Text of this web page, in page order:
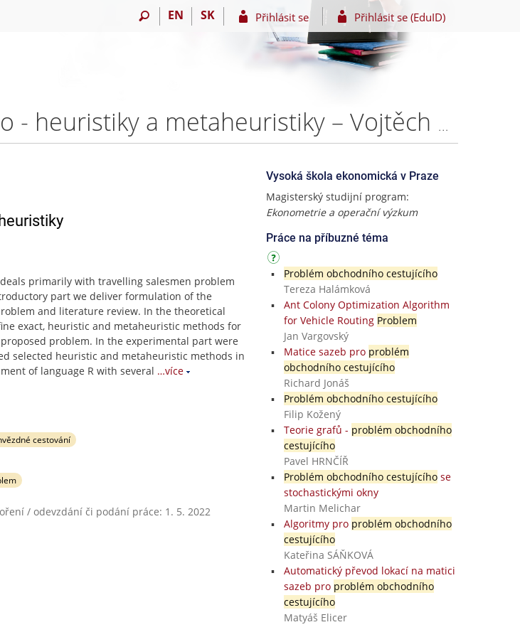
EN SK Přihlásit se Přihlásit se (EduID)
3D problém obchodního cestujícího - heuristiky a metaheuristiky – Vojtěch Vávra
primarily with travelling salesmen problem
part we deliver formulation of the
and literature review. In the theoretical
exact, heuristic and metaheuristic methods for
problem. In the experimental part were
selected heuristic and metaheuristic methods in
of language R with several …více
cestování
/ odevzdání či podání práce: 1. 5. 2022
Vysoká škola ekonomická v Praze
Magisterský studijní program:
Ekonometrie a operační výzkum
Práce na příbuzné téma
Problém obchodního cestujícího
Tereza Halámková
Ant Colony Optimization Algorithm
for Vehicle Routing Problem
Jan Vargovský
Matice sazeb pro problém
obchodního cestujícího
Richard Jonáš
Problém obchodního cestujícího
Filip Kožený
Teorie grafů - problém obchodního
cestujícího
Pavel HRNČÍŘ
Problém obchodního cestujícíhose
stochastickými okny
Martin Melichar
Algoritmy pro problém obchodního
cestujícího
Kateřina SÁŇKOVÁ
Automatický převod lokací na matici
sazeb pro problém obchodního
cestujícího
Matyáš Elicer